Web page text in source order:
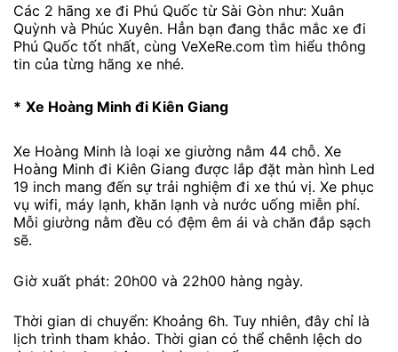
Các 2 hãng xe đi Phú Quốc từ Sài Gòn như: Xuân
Quỳnh và Phúc Xuyên. Hẳn bạn đang thắc mắc xe đi
Phú Quốc tốt nhất, cùng VeXeRe.com tìm hiểu thông
tin của từng hãng xe nhé.
* Xe Hoàng Minh đi Kiên Giang
Xe Hoàng Minh là loại xe giường nằm 44 chỗ. Xe
Hoàng Minh đi Kiên Giang được lắp đặt màn hình Led
19 inch mang đến sự trải nghiệm đi xe thú vị. Xe phục
vụ wifi, máy lạnh, khăn lạnh và nước uống miễn phí.
Mỗi giường nằm đều có đệm êm ái và chăn đắp sạch
sẽ.
Giờ xuất phát: 20h00 và 22h00 hàng ngày.
Thời gian di chuyển: Khoảng 6h. Tuy nhiên, đây chỉ là
lịch trình tham khảo. Thời gian có thể chênh lệch do